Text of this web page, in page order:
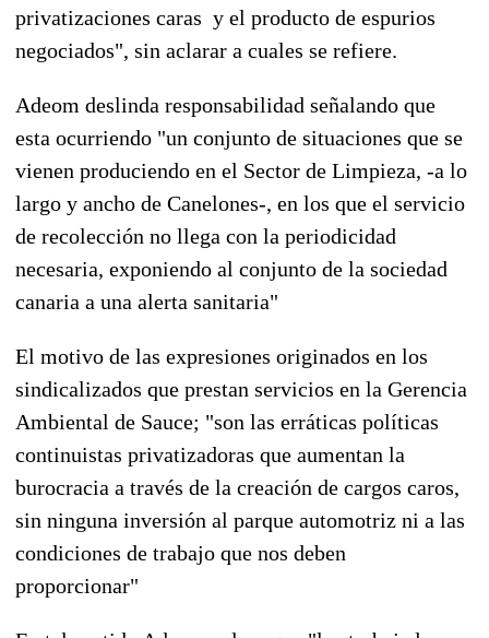
privatizaciones caras y el producto de espurios
negociados", sin aclarar a cuales se refiere.
Adeom deslinda responsabilidad señalando que
esta ocurriendo "un conjunto de situaciones que se
vienen produciendo en el Sector de Limpieza, -a lo
largo y ancho de Canelones-, en los que el servicio
de recolección no llega con la periodicidad
necesaria, exponiendo al conjunto de la sociedad
canaria a una alerta sanitaria"
El motivo de las expresiones originados en los
sindicalizados que prestan servicios en la Gerencia
Ambiental de Sauce; "son las erráticas políticas
continuistas privatizadoras que aumentan la
burocracia a través de la creación de cargos caros,
sin ninguna inversión al parque automotriz ni a las
condiciones de trabajo que nos deben
proporcionar"